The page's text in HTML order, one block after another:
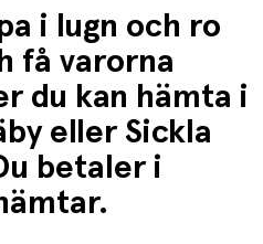
som alltid ska knytas
Mattan är inte en
i lugn och ro
få varorna
du kan hämta i
eller Sickla
betaler i